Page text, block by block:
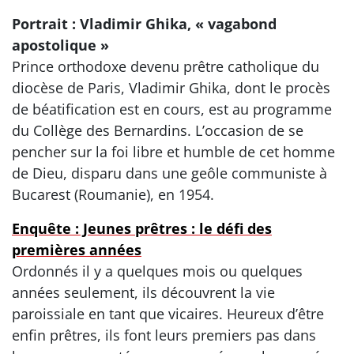
Portrait : Vladimir Ghika, « vagabond
apostolique »
Prince orthodoxe devenu prêtre catholique du
diocèse de Paris, Vladimir Ghika, dont le procès
de béatification est en cours, est au programme
du Collège des Bernardins. L’occasion de se
pencher sur la foi libre et humble de cet homme
de Dieu, disparu dans une geôle communiste à
Bucarest (Roumanie), en 1954.
Enquête : Jeunes prêtres : le défi des
premières années
Ordonnés il y a quelques mois ou quelques
années seulement, ils découvrent la vie
paroissiale en tant que vicaires. Heureux d’être
enfin prêtres, ils font leurs premiers pas dans